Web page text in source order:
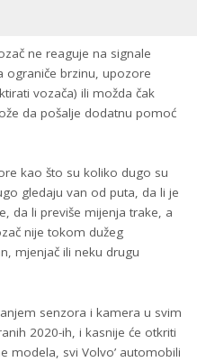
ne reaguje na signale
brzinu, upozore
vozača) ili možda čak
da pošalje dodatnu pomoć
kao što su koliko dugo su
gledaju van od puta, da li je
da li previše mijenja trake, a
nije tokom dužeg
mjenjač ili neku drugu
senzora i kamera u svim
2020-ih, i kasnije će otkriti
modela, svi Volvo’ automobili